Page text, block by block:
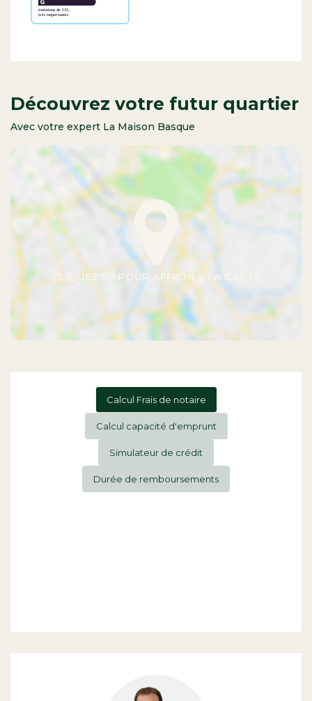
Découvrez votre futur quartier
Avec votre expert La Maison Basque
Calcul Frais de notaire
Calcul capacité d'emprunt
Simulateur de crédit
Durée de remboursements